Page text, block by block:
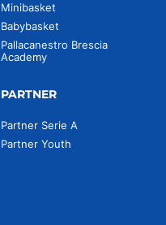
Minibasket
Babybasket
Pallacanestro Brescia
Academy
PARTNER
Partner Serie A
Partner Youth